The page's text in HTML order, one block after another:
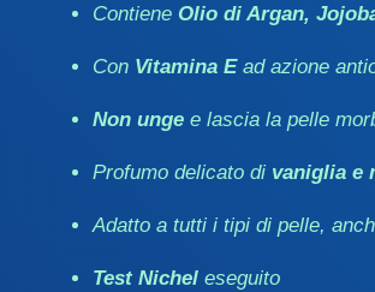
Contiene Olio di Argan,
Con Vitamina Ead azione
Non ungee lascia la pelle
Profumo delicato di vaniglia e
Adatto a tutti i tipi di pelle,
Test Nicheleseguito